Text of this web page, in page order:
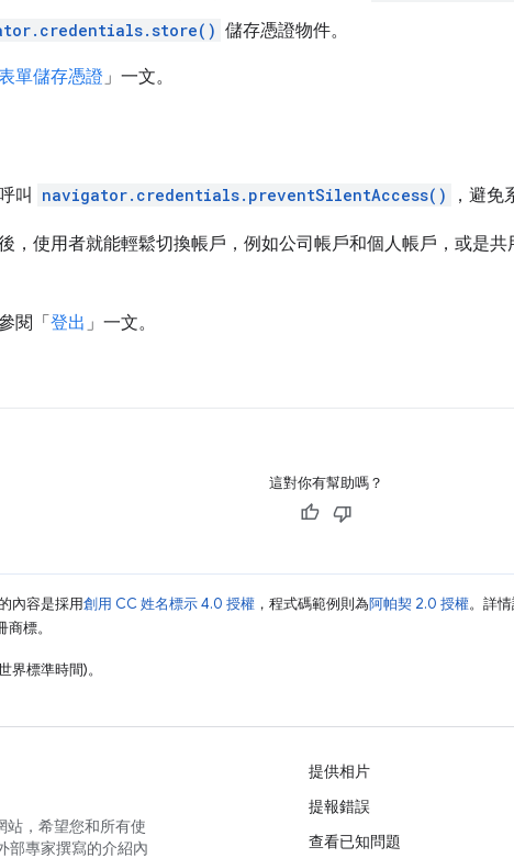
儲存憑證物件。
單儲存憑證」一文。
叫 navigator.credentials.preventSilentAccess() ，避免
，使用者就能輕鬆切換帳戶，例如公司帳戶和個人帳戶，或是
閱「 登出 」一文。
這對你有幫助嗎？
內容是採用創用 CC 姓名標示 4.0 授權 ，程式碼範例則為阿帕契 2.0 授權。詳
標。
標準時間)。
站，希望您和所有使
部專家撰寫的介紹內
提供相片
提報錯誤
查看已知問題